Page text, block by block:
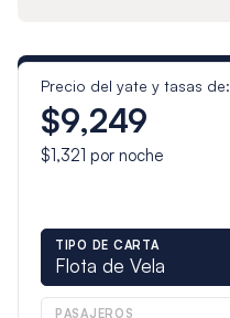
Precio del yate y tasas de:
$9,249
$1,321 por noche
TIPO DE CARTA
Flota de Vela
PASAJEROS